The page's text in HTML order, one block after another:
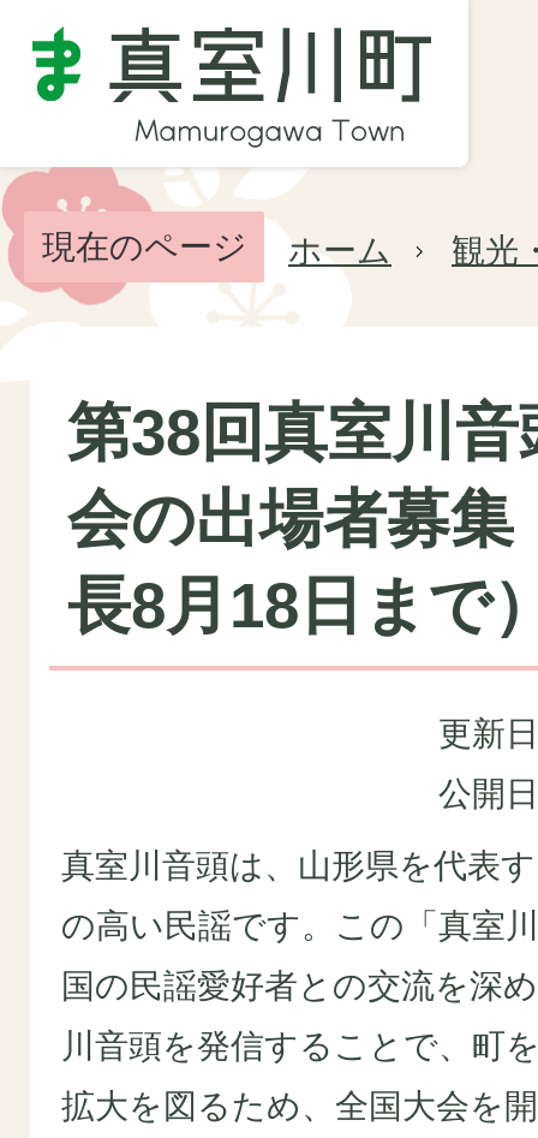
現在のページ ホーム 観光
第38回真室川
会の出場者募集
長8月18日まで
更新
公開
真室川音頭は、山形県を代表
の高い民謡です。この「真室
国の民謡愛好者との交流を深
川音頭を発信することで、町
拡大を図るため、全国大会を